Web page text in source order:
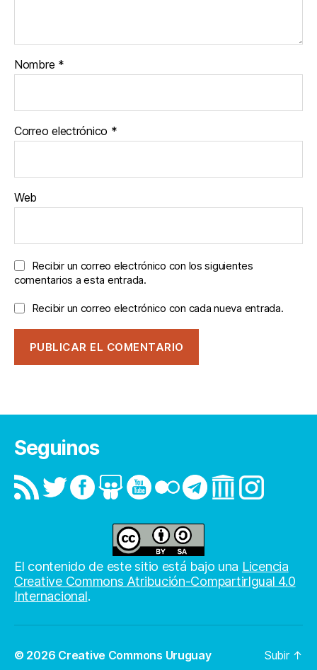
Nombre *
Correo electrónico *
Web
Recibir un correo electrónico con los siguientes
comentarios a esta entrada.
Recibir un correo electrónico con cada nueva entrada.
Seguinos
El contenido de este sitio está bajo una Licencia
Creative Commons Atribución-CompartirIgual 4.0
Internacional.
© 2026 Creative Commons Uruguay Subir ↑